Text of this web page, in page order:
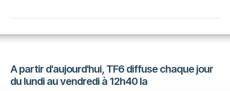
A partir d'aujourd'hui, TF6 diffuse chaque jour
du lundi au vendredi à 12h40 la